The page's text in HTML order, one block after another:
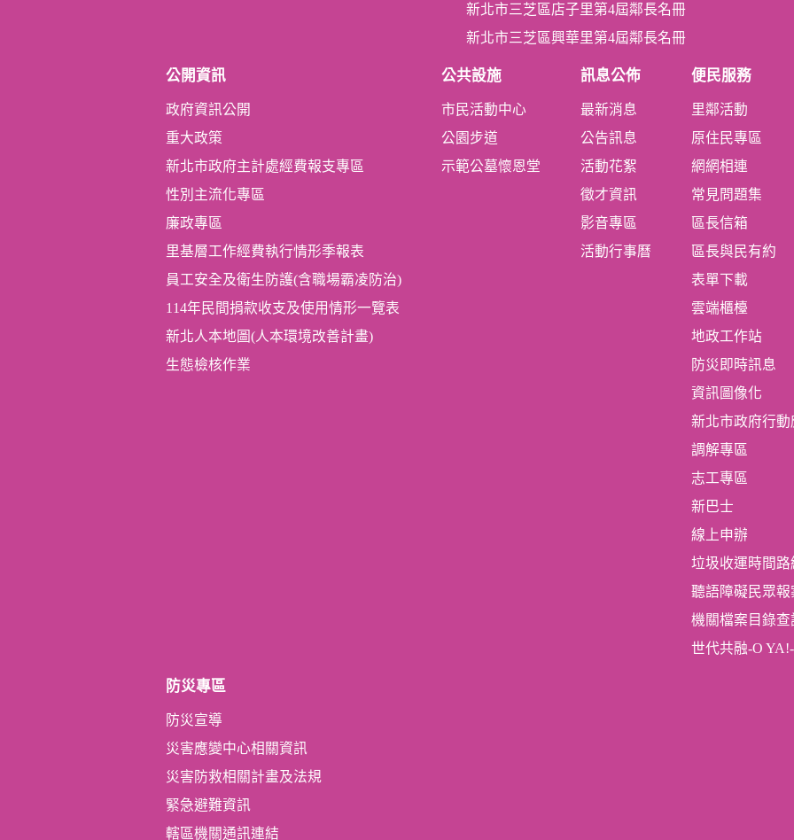
新北市三芝區店子里第4屆鄰長名冊
新北市三芝區興華里第4屆鄰長名冊
公開資訊
政府資訊公開
重大政策
新北市政府主計處經費報支專區
性別主流化專區
廉政專區
里基層工作經費執行情形季報表
員工安全及衛生防護(含職場霸凌防治)
114年民間捐款收支及使用情形一覽表
新北人本地圖(人本環境改善計畫)
生態檢核作業
公共設施
市民活動中心
公園步道
示範公墓懷恩堂
訊息公佈
最新消息
公告訊息
活動花絮
徵才資訊
影音專區
活動行事曆
便民服務
里鄰活動
原住民專區
網網相連
常見問題集
區長信箱
區長與民有約
表單下載
雲端櫃檯
地政工作站
防災即時訊息
資訊圖像化
新北市政府行動
調解專區
志工專區
新巴士
線上申辦
垃圾收運時間路
聽語障礙民眾
機關檔案目錄查
世代共融-O
防災專區
防災宣導
災害應變中心相關資訊
災害防救相關計畫及法規
緊急避難資訊
轄區機關通訊連結